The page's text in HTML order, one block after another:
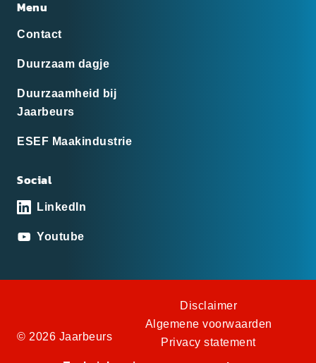
Menu
Contact
Duurzaam dagje
Duurzaamheid bij
Jaarbeurs
ESEF Maakindustrie
Social
LinkedIn
Youtube
© 2026 Jaarbeurs
Disclaimer
Algemene voorwaarden
Privacy statement